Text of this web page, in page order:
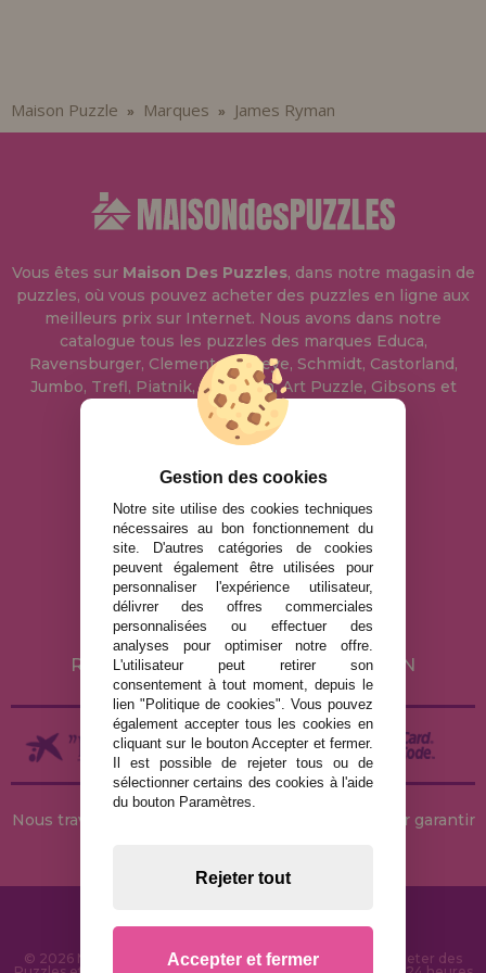
Maison Puzzle » Marques » James Ryman
Vous êtes sur Maison Des Puzzles, dans notre magasin de
puzzles, où vous pouvez acheter des puzzles en ligne aux
meilleurs prix sur Internet. Nous avons dans notre
catalogue tous les puzzles des marques Educa,
Ravensburger, Clementoni, Heye, Schmidt, Castorland,
Jumbo, Trefl, Piatnik, Anatolian, Art Puzzle, Gibsons et
bien d'autres.
info@maisondespuzzles.fr
MENTIONS LÉGALES
POLITIQUE DE CONFIDENTIALITÉ
POLITIQUE DE COOKIES
LIVRAISON ET RETOUR
RETOURS / DROIT DE RÉTRACTATION
Nous travaillons avec des stocks permanents pour garantir
© 2026 MaisonDesPuzzles.fr - Boutique en ligne pour acheter des
Gestion des cookies
Notre site utilise des cookies techniques
nécessaires au bon fonctionnement du
site. D'autres catégories de cookies
peuvent également être utilisées pour
personnaliser l'expérience utilisateur,
délivrer des offres commerciales
personnalisées ou effectuer des
analyses pour optimiser notre offre.
L'utilisateur peut retirer son
consentement à tout moment, depuis le
lien "Politique de cookies". Vous pouvez
également accepter tous les cookies en
cliquant sur le bouton Accepter et fermer.
Il est possible de rejeter tous ou de
sélectionner certains des cookies à l'aide
du bouton Paramètres.
Rejeter tout
Accepter et fermer